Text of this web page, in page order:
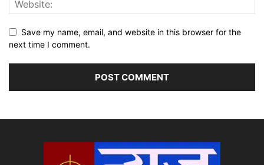
Save my name, email, and website in this browser for the
next time I comment.